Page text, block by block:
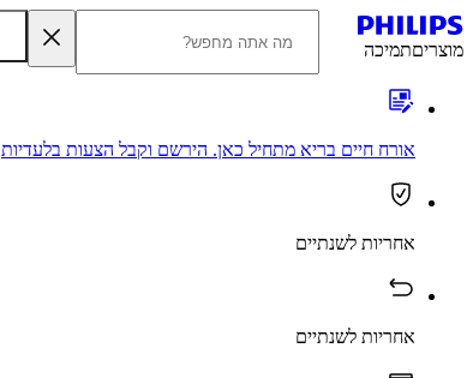
מוצריםתמיכה
אורח חיים בריא מתחיל כאן. הירשם וקבל הצעות בלעדיות
אחריות לשנתיים
אחריות לשנתיים